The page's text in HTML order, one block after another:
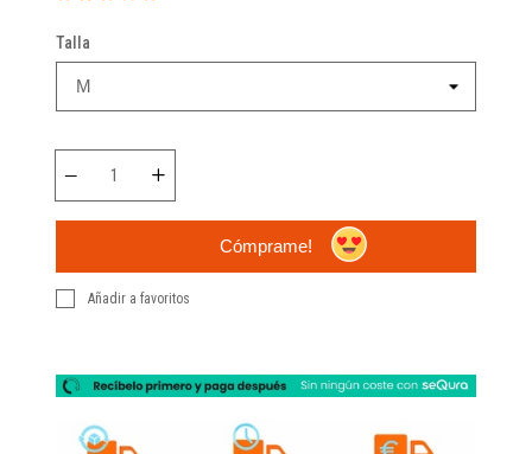
Talla
Cómprame!
Añadir a favoritos